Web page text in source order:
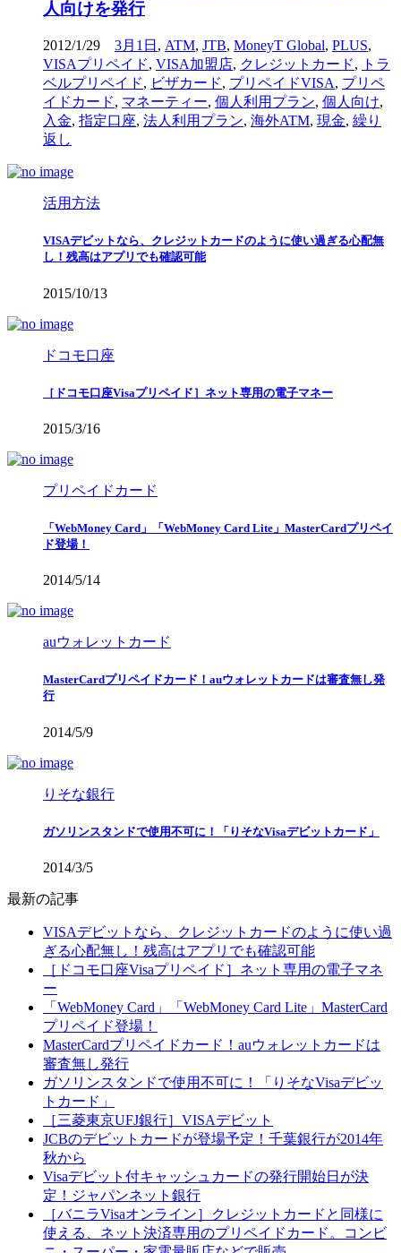
人向けを発行
2012/1/29 3月1日 , ATM, JTB, MoneyT Global, PLUS,
VISAプリペイド, VISA加盟店, クレジットカード,
トラ
ベルプリペイド, ビザカード, プリペイドVISA, プリペ
イドカード, マネーティー, 個人利用プラン, 個人向け,
入金, 指定口座, 法人利用プラン, 海外ATM, 現金, 繰り
返し
活用方法
VISAデビットなら、クレジットカードのように使い過ぎる心配無
し！残高はアプリでも確認可能
2015/10/13
ドコモ口座
［ドコモ口座Visaプリペイド］ネット専用の電子マネー
2015/3/16
プリペイドカード
「WebMoney Card」「WebMoney Card Lite」MasterCardプリペイ
ド登場！
2014/5/14
auウォレットカード
MasterCardプリペイドカード！auウォレットカードは審査無し発
行
2014/5/9
りそな銀行
ガソリンスタンドで使用不可に！「りそなVisaデビットカード」
2014/3/5
最新の記事
VISAデビットなら、クレジットカードのように使い過
ぎる心配無し！残高はアプリでも確認可能
［ドコモ口座Visaプリペイド］ネット専用の電子マネ
ー
「WebMoney Card」「WebMoney Card Lite」MasterCard
プリペイド登場！
MasterCardプリペイドカード！auウォレットカードは
審査無し発行
ガソリンスタンドで使用不可に！「りそなVisaデビッ
トカード」
［三菱東京UFJ銀行］VISAデビット
JCBのデビットカードが登場予定！千葉銀行が2014年
秋から
Visaデビット付キャッシュカードの発行開始日が決
定！ジャパンネット銀行
［バニラVisaオンライン］クレジットカードと同様に
使える、ネット決済専用のプリペイドカード。コンビ